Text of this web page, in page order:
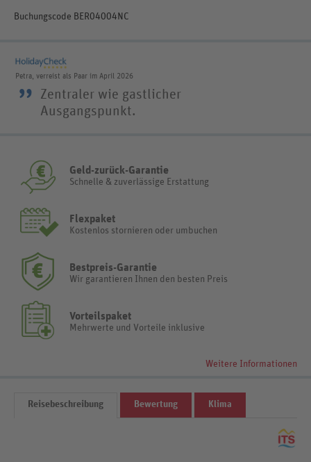
Buchungscode BER04004NC
Petra, verreist als Paar im April 2026
”
Zentraler wie gastlicher
Ausgangspunkt.
Geld-zurück-Garantie
Schnelle & zuverlässige Erstattung
Flexpaket
Kostenlos stornieren oder umbuchen
Bestpreis-Garantie
Wir garantieren Ihnen den besten Preis
Vorteilspaket
Mehrwerte und Vorteile inklusive
Weitere Informationen
Reisebeschreibung Bewertung Klima